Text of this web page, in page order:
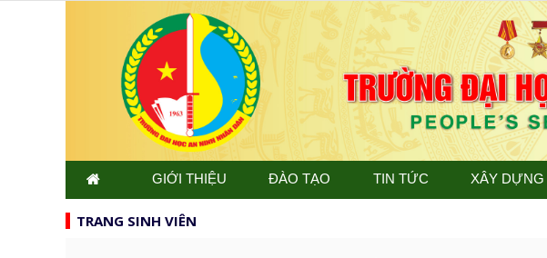
GIỚI THIỆU ĐÀO TẠO TIN TỨC XÂY
TRANG SINH VIÊN